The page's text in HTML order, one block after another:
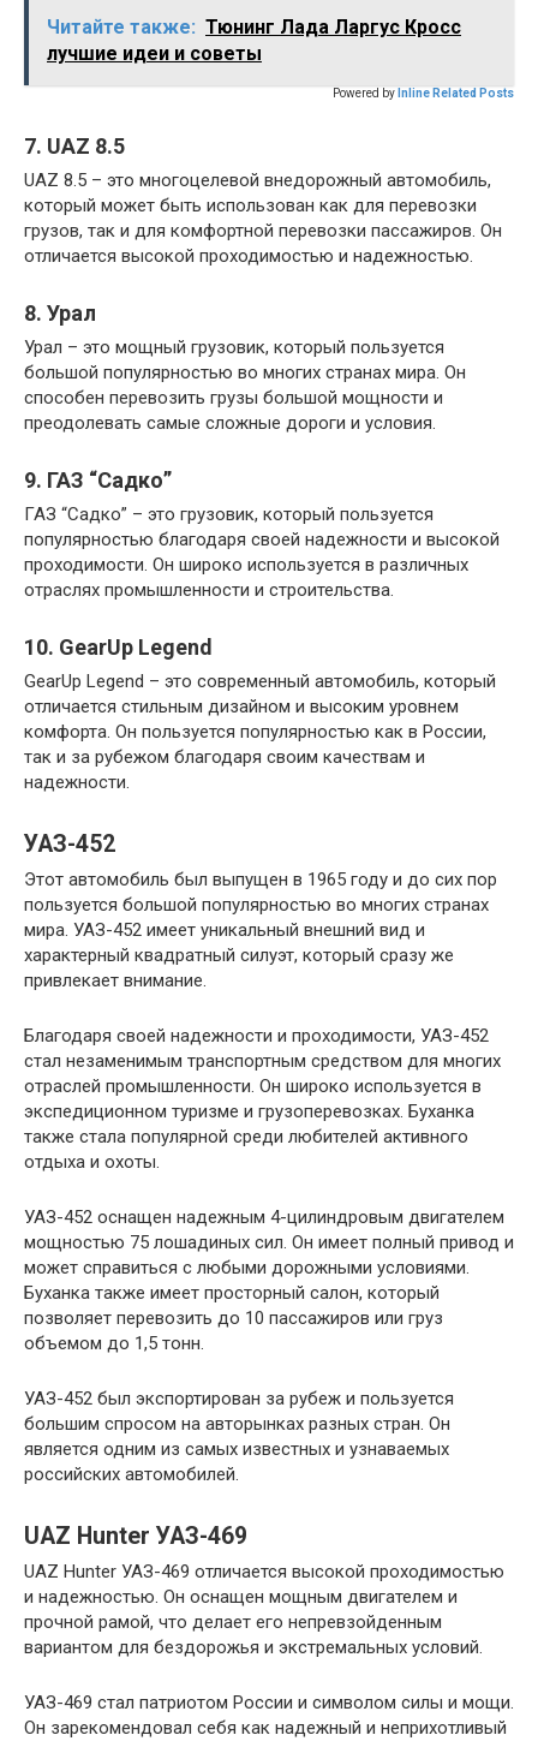
Читайте также: Тюнинг Лада Ларгус Кросс
лучшие идеи и советы
Powered by Inline Related Posts
7. UAZ 8.5
UAZ 8.5 – это многоцелевой внедорожный автомобиль,
который может быть использован как для перевозки
грузов, так и для комфортной перевозки пассажиров. Он
отличается высокой проходимостью и надежностью.
8. Урал
Урал – это мощный грузовик, который пользуется
большой популярностью во многих странах мира. Он
способен перевозить грузы большой мощности и
преодолевать самые сложные дороги и условия.
9. ГАЗ “Садко”
ГАЗ “Садко” – это грузовик, который пользуется
популярностью благодаря своей надежности и высокой
проходимости. Он широко используется в различных
отраслях промышленности и строительства.
10. GearUp Legend
GearUp Legend – это современный автомобиль, который
отличается стильным дизайном и высоким уровнем
комфорта. Он пользуется популярностью как в России,
так и за рубежом благодаря своим качествам и
надежности.
УАЗ-452
Этот автомобиль был выпущен в 1965 году и до сих пор
пользуется большой популярностью во многих странах
мира. УАЗ-452 имеет уникальный внешний вид и
характерный квадратный силуэт, который сразу же
привлекает внимание.
Благодаря своей надежности и проходимости, УАЗ-452
стал незаменимым транспортным средством для многих
отраслей промышленности. Он широко используется в
экспедиционном туризме и грузоперевозках. Буханка
также стала популярной среди любителей активного
отдыха и охоты.
УАЗ-452 оснащен надежным 4-цилиндровым двигателем
мощностью 75 лошадиных сил. Он имеет полный привод и
может справиться с любыми дорожными условиями.
Буханка также имеет просторный салон, который
позволяет перевозить до 10 пассажиров или груз
объемом до 1,5 тонн.
УАЗ-452 был экспортирован за рубеж и пользуется
большим спросом на авторынках разных стран. Он
является одним из самых известных и узнаваемых
российских автомобилей.
UAZ Hunter УАЗ-469
UAZ Hunter УАЗ-469 отличается высокой проходимостью
и надежностью. Он оснащен мощным двигателем и
прочной рамой, что делает его непревзойденным
вариантом для бездорожья и экстремальных условий.
УАЗ-469 стал патриотом России и символом силы и мощи.
Он зарекомендовал себя как надежный и неприхотливый